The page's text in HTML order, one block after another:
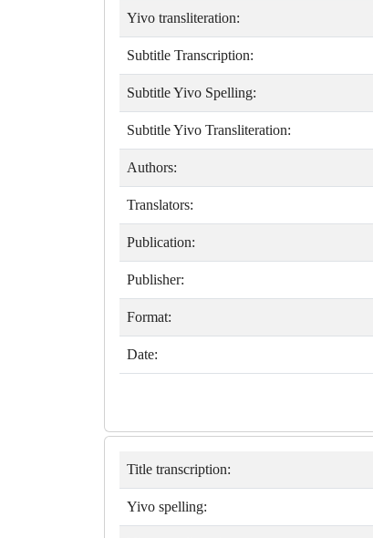
Yivo transliteration:
Subtitle Transcription:
Subtitle Yivo Spelling:
Subtitle Yivo Transliteration:
Authors:
Translators:
Publication:
Publisher:
Format:
Date:
Title transcription:
Yivo spelling: